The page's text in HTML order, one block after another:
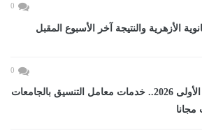
0
الأزهرية والنتيجة آخر الأسبوع المقبل
0
تنسيق المرحلة الأولى 2026.. خدمات معامل التنسيق بالجامعات
مجانا